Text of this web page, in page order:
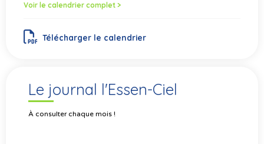
Voir le calendrier complet >
Télécharger le calendrier
Le journal l'Essen-Ciel
À consulter chaque mois !